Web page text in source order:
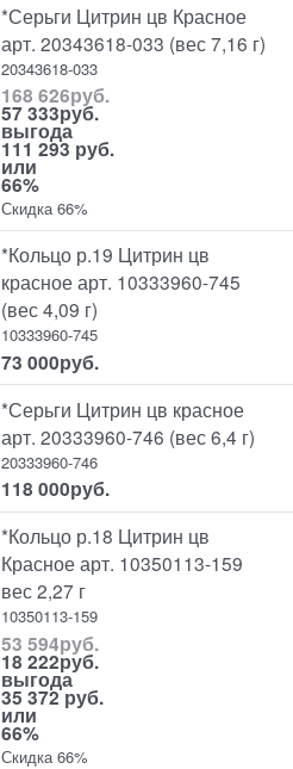
*Серьги Цитрин цв Красное
арт. 20343618-033 (вес 7,16 г)
20343618-033
168 626руб.
57 333руб.
выгода
111 293 руб.
или
66%
Скидка 66%
*Кольцо р.19 Цитрин цв
красное арт. 10333960-745
(вес 4,09 г)
10333960-745
73 000руб.
*Серьги Цитрин цв красное
арт. 20333960-746 (вес 6,4 г)
20333960-746
118 000руб.
*Кольцо р.18 Цитрин цв
Красное арт. 10350113-159
вес 2,27 г
10350113-159
53 594руб.
18 222руб.
выгода
35 372 руб.
или
66%
Скидка 66%